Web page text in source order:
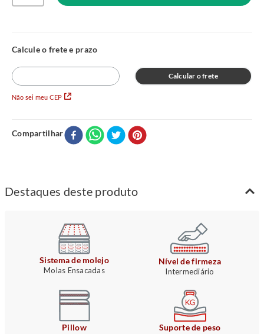
Não sei meu CEP
Calcular o frete
Compartilhar
Destaques deste produto
Sistema de molejo
Molas Ensacadas
Nível de firmeza
Intermediário
Pillow Suporte de peso